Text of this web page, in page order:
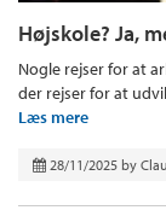
Højskole? Ja,
Nogle rejser for at
der rejser for at
Læs mere
28/11/2025 by